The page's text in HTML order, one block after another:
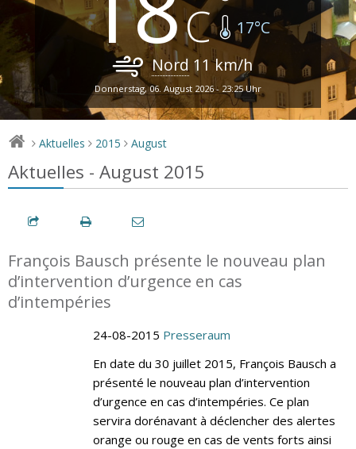
17°C
Nord 11km/h
Donnerstag, 06. August 2026 - 23:25 Uhr
> Aktuelles > 2015 > August
Aktuelles - August 2015
François Bausch présente le nouveau plan
d’intervention d’urgence en cas
d’intempéries
24-08-2015 Presseraum
En date du 30 juillet 2015, François Bausch a
présenté le nouveau plan d’intervention
d’urgence en cas d’intempéries. Ce plan
servira dorénavant à déclencher des alertes
orange ou rouge en cas de vents forts ainsi